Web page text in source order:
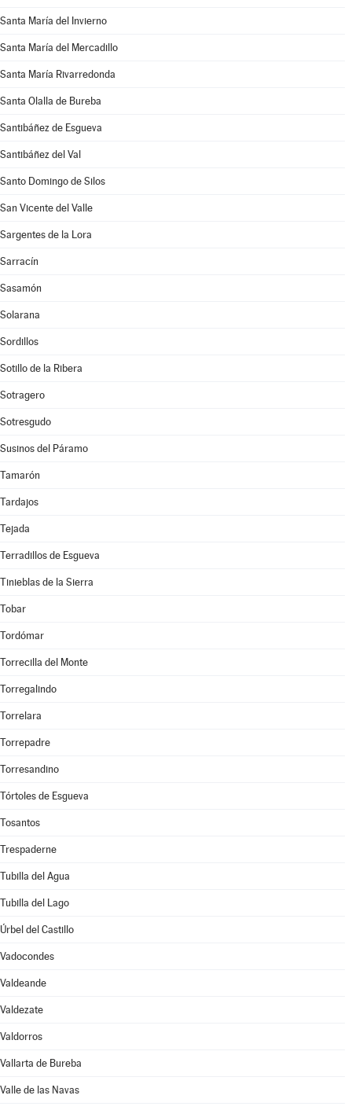
Santa María del Invierno
Santa María del Mercadillo
Santa María Rivarredonda
Santa Olalla de Bureba
Santibáñez de Esgueva
Santibáñez del Val
Santo Domingo de Silos
San Vicente del Valle
Sargentes de la Lora
Sarracín
Sasamón
Solarana
Sordillos
Sotillo de la Ribera
Sotragero
Sotresgudo
Susinos del Páramo
Tamarón
Tardajos
Tejada
Terradillos de Esgueva
Tinieblas de la Sierra
Tobar
Tordómar
Torrecilla del Monte
Torregalindo
Torrelara
Torrepadre
Torresandino
Tórtoles de Esgueva
Tosantos
Trespaderne
Tubilla del Agua
Tubilla del Lago
Úrbel del Castillo
Vadocondes
Valdeande
Valdezate
Valdorros
Vallarta de Bureba
Valle de las Navas